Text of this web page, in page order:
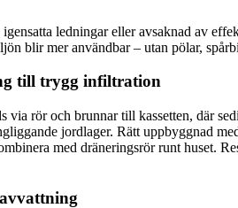
ledningar eller avsaknad av
blir mer användbar – utan pölar,
till trygg infiltration
via rör och brunnar till kassetten, där
jordlager. Rätt uppbyggnad
med dräneringsrör runt huset.